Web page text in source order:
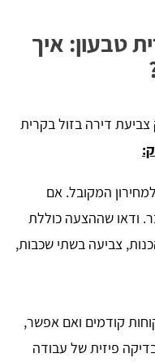
טבעון: איך
דירה בזול בקרית
המקובל. אם
ודאו שההצעה כוללת
צביעה בשתי שכבות,
קודמים ואם אפשר,
פיזית של עבודה